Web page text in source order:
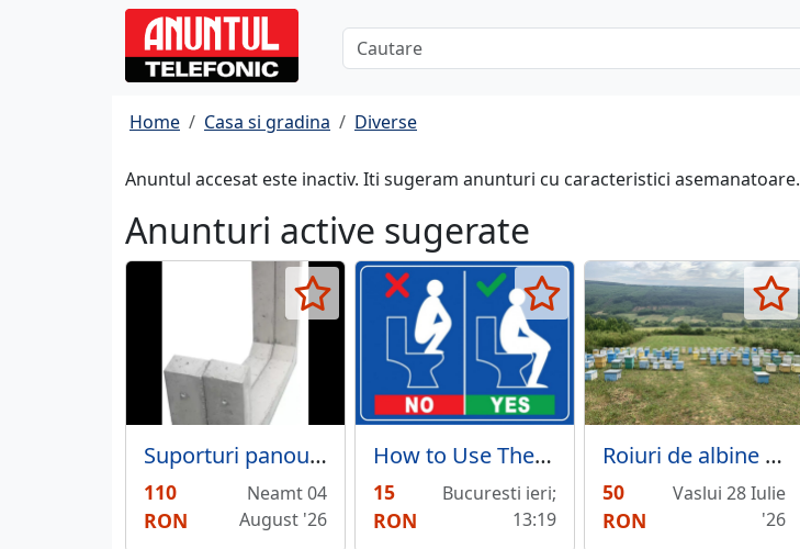
Home Casa si gradina Diverse
Anuntul accesat este inactiv. Iti sugeram anunturi cu caracteristici asemanatoare.
Anunturi active sugerate
Suporturi panouri solare din beton unghi de 10 sau 30 grade
110
RON
Neamt 04
August '26
How to Use The Toilet
15
RON
Bucuresti ieri;
13:19
Roiuri de albine 2026
50
RON
Vaslui 28 Iulie
'26